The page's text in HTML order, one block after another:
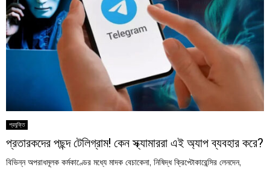
প্রযুক্তি
প্রতারকদের পছন্দ টেলিগ্রাম! কেন স্ক্যামাররা এই অ্যাপ ব্যবহার করে?
বিভিন্ন অপরাধমূলক কর্মকাণ্ডের মধ্যে মাদক বেচাকেনা, নিষিদ্ধ ক্রিপ্টোকারেন্সির লেনদেন,